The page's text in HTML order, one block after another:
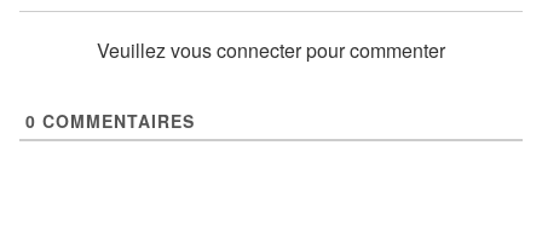
Veuillez vous connecter pour commenter
0 COMMENTAIRES